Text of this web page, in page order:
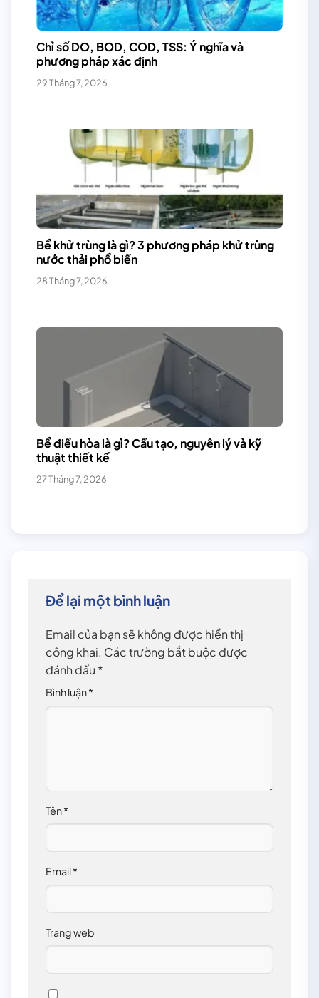
Chỉ số DO, BOD, COD, TSS: Ý nghĩa và
phương pháp xác định
29 Tháng 7, 2026
Bể khử trùng là gì? 3 phương pháp khử trùng
nước thải phổ biến
28 Tháng 7, 2026
Bể điều hòa là gì? Cấu tạo, nguyên lý và kỹ
thuật thiết kế
27 Tháng 7, 2026
Để lại một bình luận
Email của bạn sẽ không được hiển thị
công khai. Các trường bắt buộc được
đánh dấu *
Bình luận*
Tên*
Email*
Trang web